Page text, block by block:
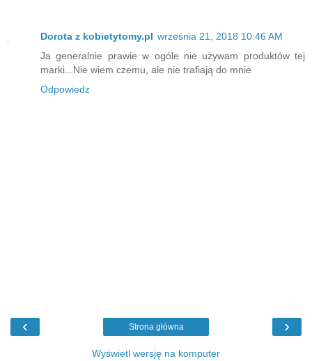
Dorota z kobietytomy.pl września 21, 2018 10:46 AM
Ja generalnie prawie w ogóle nie używam produktów tej
marki...Nie wiem czemu, ale nie trafiają do mnie
Odpowiedz
‹ ›
Strona główna
Wyświetl wersję na komputer